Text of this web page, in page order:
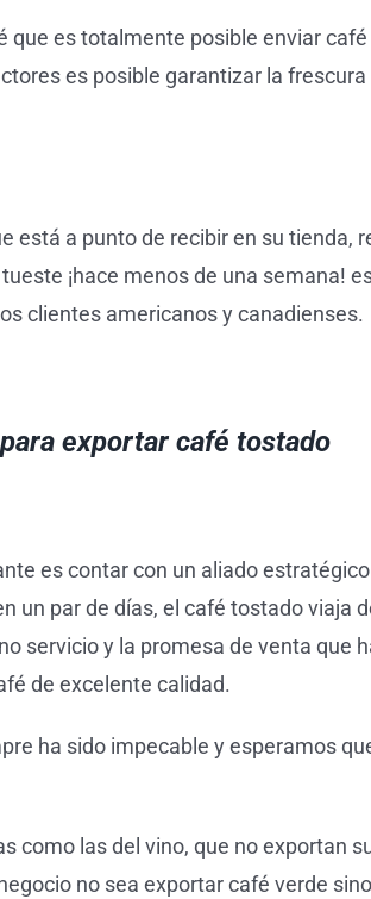
es totalmente posible enviar
es posible garantizar la frescura
a punto de recibir en su tienda,
¡hace menos de una semana!
clientes americanos y canadienses.
exportar café tostado
es contar con un aliado
un par de días, el café tostado viaja
servicio y la promesa de venta que
de excelente calidad.
ha sido impecable y esperamos
como las del vino, que no exportan
no sea exportar café verde